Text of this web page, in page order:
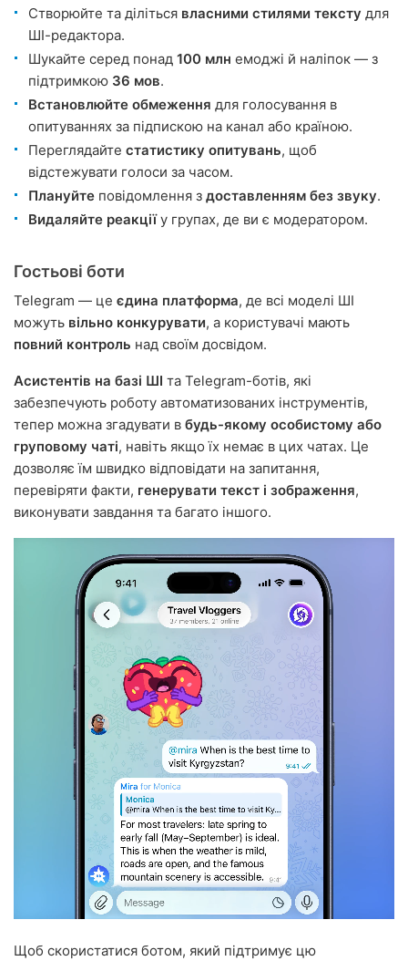
Створюйте та діліться власними стилями тексту для
ШІ-редактора.
Шукайте серед понад 100 млн емоджі й наліпок — з
підтримкою 36 мов.
Встановлюйте обмеження для голосування в
опитуваннях за підпискою на канал або країною.
Переглядайте статистику опитувань, щоб
відстежувати голоси за часом.
Плануйте повідомлення з доставленням без звуку.
Видаляйте реакціїу групах, де ви є модератором.
Гостьові боти
Telegram — це єдина платформа, де всі моделі ШІ
можуть вільно конкурувати, а користувачі мають
повний контроль над своїм досвідом.
Асистентів на базі ШІ та Telegram-ботів, які
забезпечують роботу автоматизованих інструментів,
тепер можна згадувати в будь-якому особистому або
груповому чаті, навіть якщо їх немає в цих чатах. Це
дозволяє їм швидко відповідати на запитання,
перевіряти факти, генерувати текст і зображення,
виконувати завдання та багато іншого.
Щоб скористатися ботом, який підтримує цю